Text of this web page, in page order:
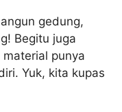
gedung,
Begitu juga
punya
Yuk, kita kupas